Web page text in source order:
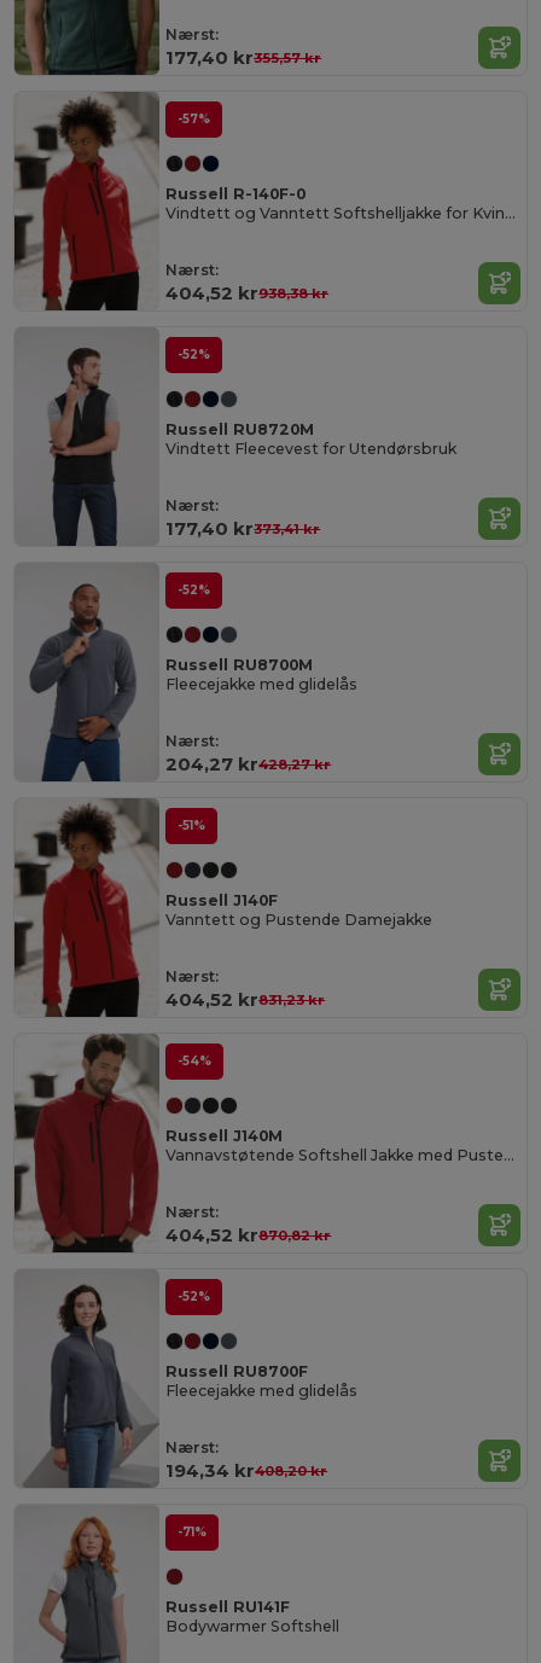
Nærst:
177,40 kr355,57 kr
-57%
Russell R-140F-0
Vindtett og Vanntett Softshelljakke for Kvinner
Nærst:
404,52 kr938,38 kr
-52%
Russell RU8720M
Vindtett Fleecevest for Utendørsbruk
Nærst:
177,40 kr373,41 kr
-52%
Russell RU8700M
Fleecejakke med glidelås
Nærst:
204,27 kr428,27 kr
-51%
Russell J140F
Vanntett og Pustende Damejakke
Nærst:
404,52 kr831,23 kr
-54%
Russell J140M
Vannavstøtende Softshell Jakke med Pustende Membran
Nærst:
404,52 kr870,82 kr
-52%
Russell RU8700F
Fleecejakke med glidelås
Nærst:
194,34 kr408,20 kr
-71%
Russell RU141F
Bodywarmer Softshell